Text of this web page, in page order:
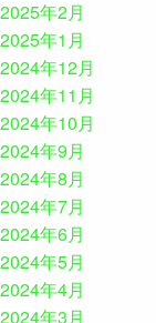
2025年2月
2025年1月
2024年12月
2024年11月
2024年10月
2024年9月
2024年8月
2024年7月
2024年6月
2024年5月
2024年4月
2024年3月